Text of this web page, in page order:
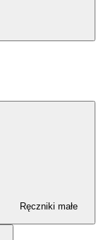
Ręczniki małe